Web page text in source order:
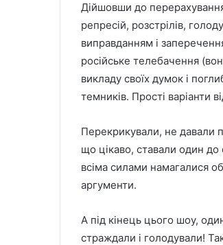
Дійшовши до перерахування
репресій, розстрілів,
виправданням і
російське телебачення
викладу своїх думок і
темників. Прості варіанти
Перекрикували, не давали
що цікаво, ставали один
всіма силами намагалися
аргументи.
А під кінець цього шоу,
страждали і голодували!